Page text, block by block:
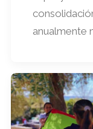
anualmente